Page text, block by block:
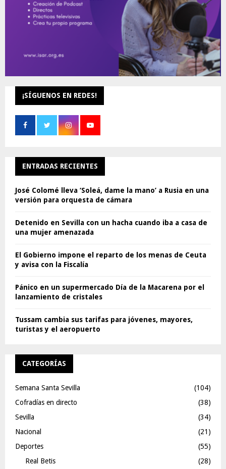
¡SÍGUENOS EN REDES!
ENTRADAS RECIENTES
José Colomé lleva ‘Soleá, dame la mano’ a Rusia en una
versión para orquesta de cámara
Detenido en Sevilla con un hacha cuando iba a casa de
una mujer amenazada
El Gobierno impone el reparto de los menas de Ceuta
y avisa con la Fiscalía
Pánico en un supermercado Día de la Macarena por el
lanzamiento de cristales
Tussam cambia sus tarifas para jóvenes, mayores,
turistas y el aeropuerto
CATEGORÍAS
Semana Santa Sevilla
(104)
Cofradías en directo
(38)
Sevilla
(34)
Nacional
(21)
Deportes
(55)
Real Betis
(28)